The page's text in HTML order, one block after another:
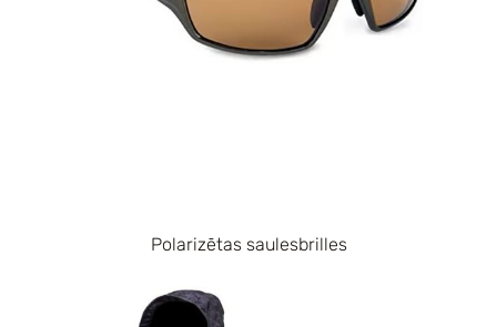
Polarizētas saulesbrilles